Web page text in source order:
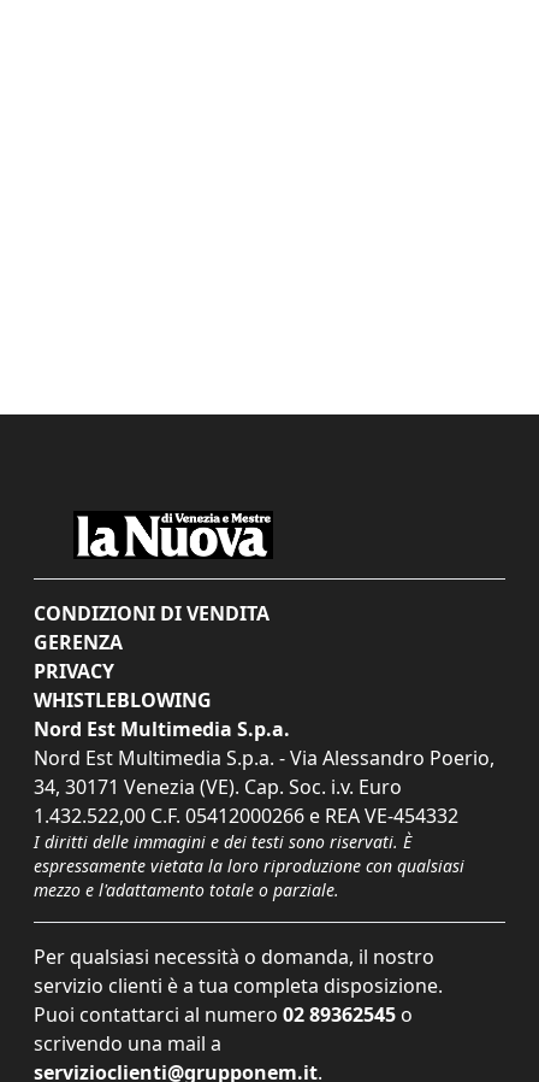
CONDIZIONI DI VENDITA
GERENZA
PRIVACY
WHISTLEBLOWING
Nord Est Multimedia S.p.a.
Nord Est Multimedia S.p.a. - Via Alessandro Poerio,
34, 30171 Venezia (VE). Cap. Soc. i.v. Euro
1.432.522,00 C.F. 05412000266 e REA VE-454332
I diritti delle immagini e dei testi sono riservati. È
espressamente vietata la loro riproduzione con qualsiasi
mezzo e l'adattamento totale o parziale.
Per qualsiasi necessità o domanda, il nostro
servizio clienti è a tua completa disposizione.
Puoi contattarci al numero 02 89362545 o
scrivendo una mail a
servizioclienti@grupponem.it.